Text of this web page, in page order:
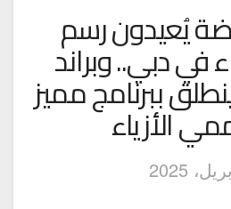
يُعيدون رسم
في دبي.. وبراند
2025 ينطلق ببرنامج مميز
الأزياء